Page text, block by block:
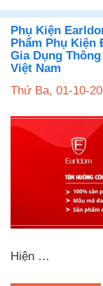
Phụ Kiện
Phẩm Phụ Kiện
Gia Dụng
Việt Nam
Thứ Ba, 01-10-
Hiện …